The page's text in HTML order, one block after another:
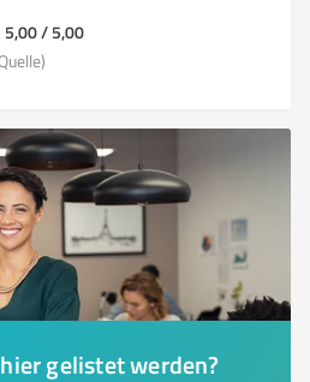
5,00 / 5,00
gelistet werden?